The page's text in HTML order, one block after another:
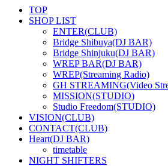
TOP
SHOP LIST
ENTER(CLUB)
Bridge Shibuya(DJ BAR)
Bridge Shinjuku(DJ BAR)
WREP BAR(DJ BAR)
WREP(Streaming Radio)
GH STREAMING(Video
MISSION(STUDIO)
Studio Freedom(STUDIO)
VISION(CLUB)
CONTACT(CLUB)
Heart(DJ BAR)
timetable
NIGHT SHIFTERS